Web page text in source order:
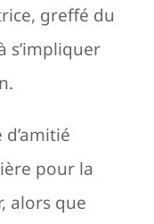
greffé du
s’impliquer
pour la
alors que